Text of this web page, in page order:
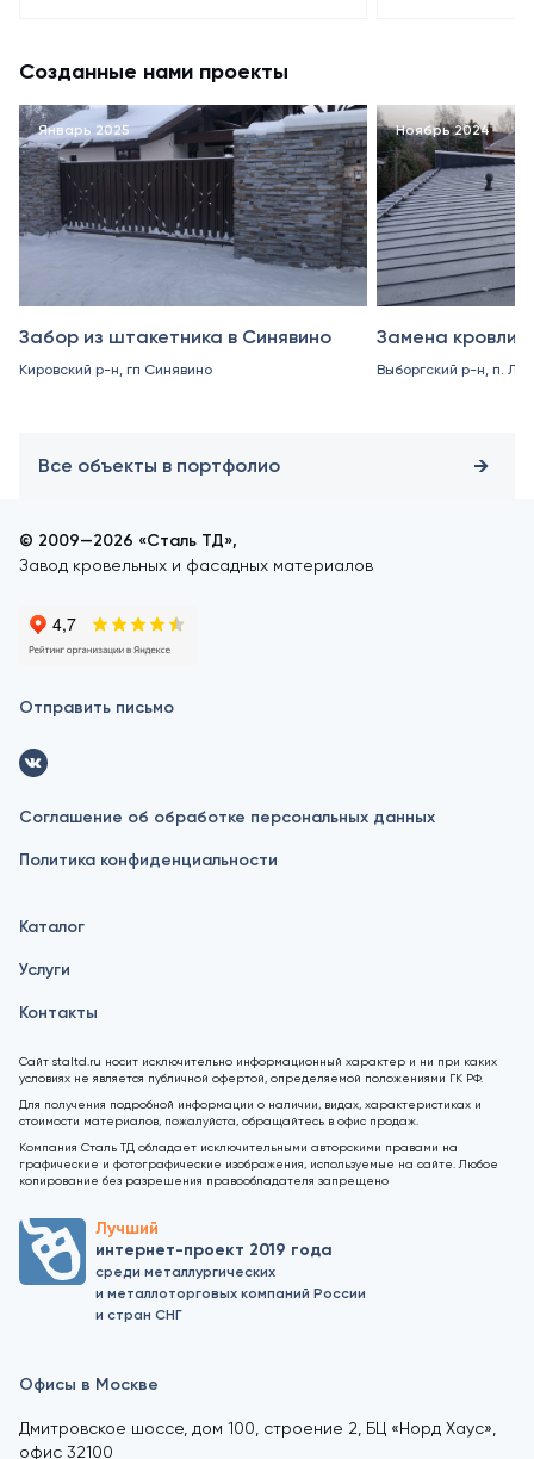
Созданные нами проекты
Январь 2025
Забор из штакетника в Синявино
Кировский р-н, гп Синявино
Ноябрь 2024
Замена кровли
Выборгский р-н, п.
Все объекты в портфолио
© 2009—2026 «Сталь ТД»,
Завод кровельных и фасадных материалов
Отправить письмо
Соглашение об обработке персональных данных
Политика конфиденциальности
Каталог
Услуги
Контакты
Сайт staltd.ru носит исключительно информационный характер и ни при каких
условиях не является публичной офертой, определяемой положениями ГК РФ.
Для получения подробной информации о наличии, видах, характеристиках и
стоимости материалов, пожалуйста, обращайтесь в офис продаж.
Компания Сталь ТД обладает исключительными авторскими правами на
графические и фотографические изображения, используемые на сайте. Любое
копирование без разрешения правообладателя запрещено
Лучший
интернет-проект 2019 года
среди металлургических
и металлоторговых компаний России
и стран СНГ
Офисы в Москве
Дмитровское шоссе, дом 100, строение 2, БЦ «Норд Хаус»,
офис 32100